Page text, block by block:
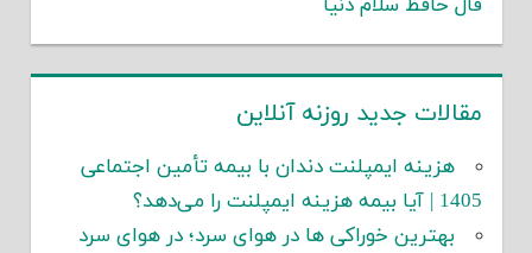
فال حافظ سلام دنیا
مقالات جدید روزنه آنلاین
هزینه ایمپلنت دندان با بیمه تأمین اجتماعی
1405 | آیا بیمه هزینه ایمپلنت را می‌دهد؟
بهترین خوراکی ها در هوای سرد؛ در هوای سرد